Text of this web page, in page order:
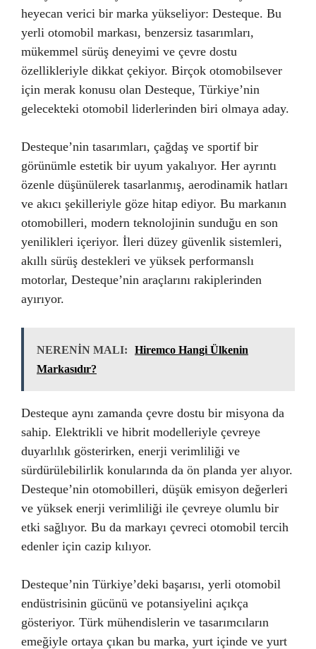
heyecan verici bir marka yükseliyor: Desteque. Bu
yerli otomobil markası, benzersiz tasarımları,
mükemmel sürüş deneyimi ve çevre dostu
özellikleriyle dikkat çekiyor. Birçok otomobilsever
için merak konusu olan Desteque, Türkiye’nin
gelecekteki otomobil liderlerinden biri olmaya aday.
Desteque’nin tasarımları, çağdaş ve sportif bir
görünümle estetik bir uyum yakalıyor. Her ayrıntı
özenle düşünülerek tasarlanmış, aerodinamik hatları
ve akıcı şekilleriyle göze hitap ediyor. Bu markanın
otomobilleri, modern teknolojinin sunduğu en son
yenilikleri içeriyor. İleri düzey güvenlik sistemleri,
akıllı sürüş destekleri ve yüksek performanslı
motorlar, Desteque’nin araçlarını rakiplerinden
ayırıyor.
NERENİN MALI:
Hiremco Hangi Ülkenin
Markasıdır?
Desteque aynı zamanda çevre dostu bir misyona da
sahip. Elektrikli ve hibrit modelleriyle çevreye
duyarlılık gösterirken, enerji verimliliği ve
sürdürülebilirlik konularında da ön planda yer alıyor.
Desteque’nin otomobilleri, düşük emisyon değerleri
ve yüksek enerji verimliliği ile çevreye olumlu bir
etki sağlıyor. Bu da markayı çevreci otomobil tercih
edenler için cazip kılıyor.
Desteque’nin Türkiye’deki başarısı, yerli otomobil
endüstrisinin gücünü ve potansiyelini açıkça
gösteriyor. Türk mühendislerin ve tasarımcıların
emeğiyle ortaya çıkan bu marka, yurt içinde ve yurt